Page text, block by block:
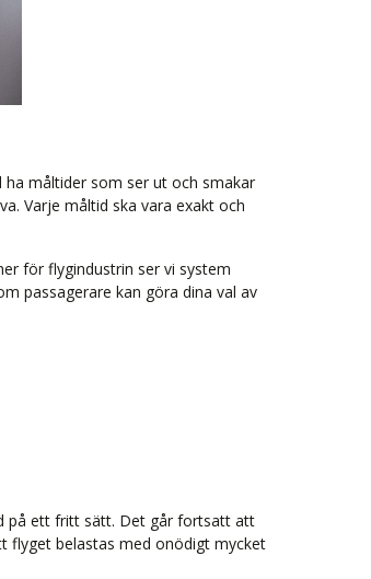
ha måltider som ser ut och smakar
Varje måltid ska vara exakt och
för flygindustrin ser vi system
passagerare kan göra dina val av
på ett fritt sätt. Det går fortsatt att
flyget belastas med onödigt mycket